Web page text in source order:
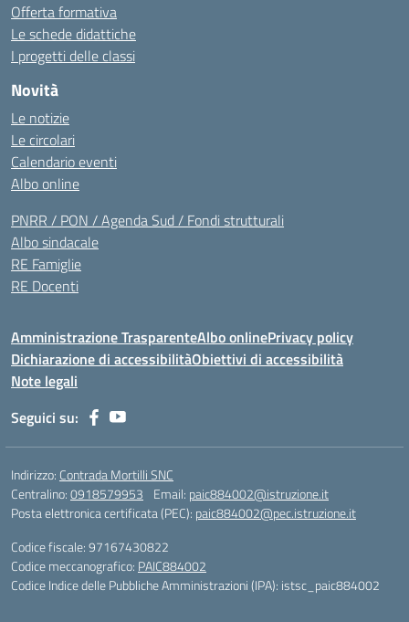
Offerta formativa
Le schede didattiche
I progetti delle classi
Novità
Le notizie
Le circolari
Calendario eventi
Albo online
PNRR / PON / Agenda Sud / Fondi strutturali
Albo sindacale
RE Famiglie
RE Docenti
Amministrazione TrasparenteAlbo onlinePrivacy policy
Dichiarazione di accessibilitàObiettivi di accessibilità
Note legali
Seguici su:
Indirizzo: Contrada Mortilli SNC
Centralino:0918579953 Email: paic884002@istruzione.it
Posta elettronica certificata (PEC): paic884002@pec.istruzione.it
Codice fiscale: 97167430822
Codice meccanografico: PAIC884002
Codice Indice delle Pubbliche Amministrazioni (IPA): istsc_paic884002